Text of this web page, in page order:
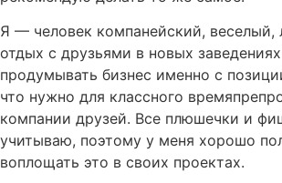
Я — человек компанейский,
отдых с друзьями в новых
продумывать бизнес именно с
что нужно для классного
компании друзей. Все плюшечки и
учитываю, поэтому у меня хорошо
воплощать это в своих проектах.